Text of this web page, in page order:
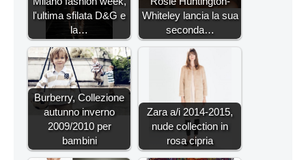
l'ultima sfilata D&G e
la…
Whiteley lancia la sua
seconda…
Burberry, Collezione
autunno inverno
2009/2010 per
bambini
Zara a/i 2014-2015,
nude collection in
rosa cipria